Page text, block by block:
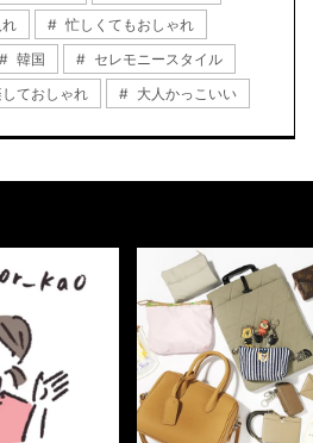
忙しくてもおしゃれ
韓国
セレモニースタイル
ておしゃれ 大人かっこいい